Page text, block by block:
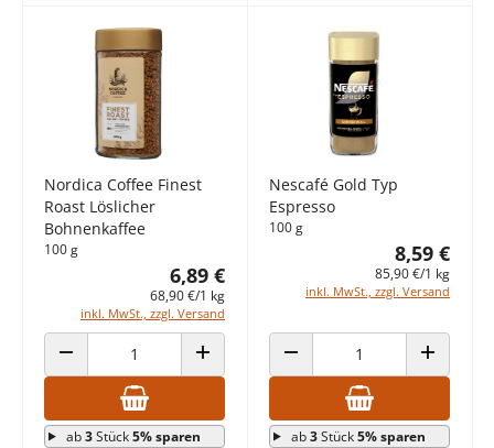
Nordica Coffee Finest
Roast Löslicher
Bohnenkaffee
100 g
6,89 €
68,90 €/1 kg
inkl. MwSt., zzgl. Versand
ANZAHL VERRINGERN ANZAHL ERHÖHEN
ab3Stück5% sparen
Nescafé Gold Typ
Espresso
100 g
8,59 €
85,90 €/1 kg
inkl. MwSt., zzgl. Versand
ANZAHL VERRINGERN ANZAHL
ab3Stück5% sparen